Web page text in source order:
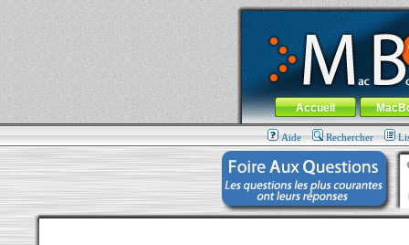
MacBook-fr.com : 100% Apple... 100%
Aller au contenu-Aller au menu
Menu général
Accueil
Aide Rechercher